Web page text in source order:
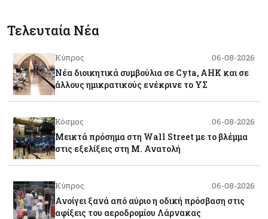
Τελευταία Νέα
Κύπρος 06-08-2026
Νέα διοικητικά συμβούλια σε Cyta, AHK και σε
άλλους ημικρατικούς ενέκρινε το ΥΣ
Κόσμος 06-08-2026
Μεικτά πρόσημα στη Wall Street με το βλέμμα
στις εξελίξεις στη Μ. Ανατολή
Κύπρος 06-08-2026
Ανοίγει ξανά από αύριο η οδική πρόσβαση στις
αφίξεις του αεροδρομίου Λάρνακας